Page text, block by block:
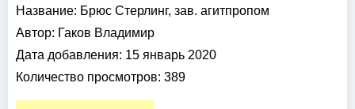
Название: Брюс Стерлинг, зав. агитпропом
Автор: Гаков Владимир
Дата добавления: 15 январь 2020
Количество просмотров: 389